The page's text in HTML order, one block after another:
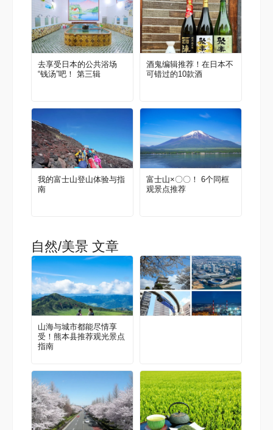
去享受日本的公共浴场
“钱汤”吧！ 第三辑
酒鬼编辑推荐！在日本不
可错过的10款酒
我的富士山登山体验与指
南
富士山×〇〇！ 6个同框
观景点推荐
自然/美景 文章
山海与城市都能尽情享
受！熊本县推荐观光景点
指南